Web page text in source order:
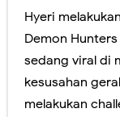
Hyeri
Demon
sedang viral di
kesusahan
melakukan